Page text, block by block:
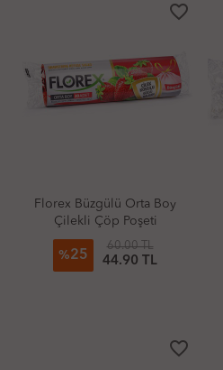
favorite_border
Florex Büzgülü Orta Boy
Çilekli Çöp Poşeti
%25
60.00 TL
44.90 TL
favorite_border